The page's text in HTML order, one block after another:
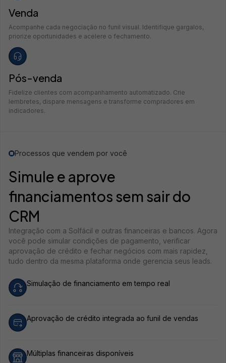
Venda
Acompanhe cada negociação no funil visual. Identifique gargalos,
priorize oportunidades e acelere o fechamento.
Pós-venda
Fidelize clientes com acompanhamento automatizado. Crie
lembretes, dispare mensagens e transforme compradores em
indicadores.
Processos que vendem por você
Simule e aprove
financiamentos sem sair do
CRM
Integração com a Solfácil e outras financeiras e bancos. Agora
você pode simular condições de pagamento, verificar
aprovação de crédito e fechar negócios com mais rapidez,
tudo dentro da mesma plataforma onde gerencia seus leads.
Simulação de financiamento em tempo real
Aprovação de crédito integrada ao funil de vendas
Múltiplas financeiras disponíveis